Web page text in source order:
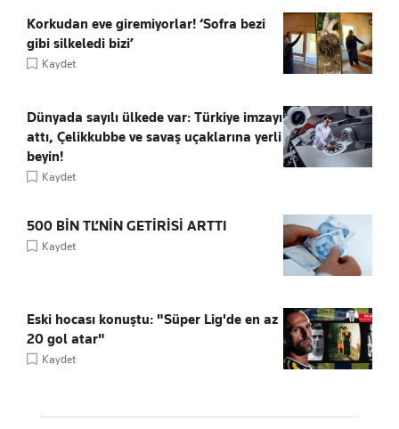
Korkudan eve giremiyorlar! ‘Sofra bezi
gibi silkeledi bizi’
Kaydet
Dünyada sayılı ülkede var: Türkiye imzayı
attı, Çelikkubbe ve savaş uçaklarına yerli
beyin!
Kaydet
500 BİN TL’NİN GETİRİSİ ARTTI
Kaydet
Eski hocası konuştu: "Süper Lig'de en az
20 gol atar"
Kaydet